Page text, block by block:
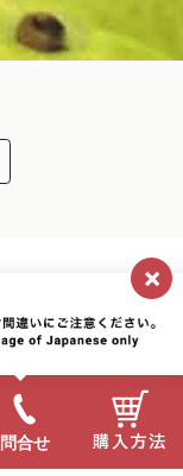
×
合せ 購入方法